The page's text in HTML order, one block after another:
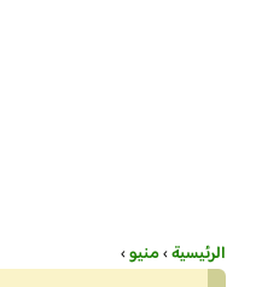
الرئيسية›منيو›